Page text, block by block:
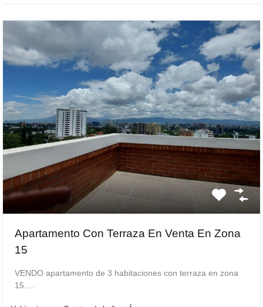
Apartamento Con Terraza En Venta En Zona
15
VENDO apartamento de 3 habitaciones con terraza en zona
15.…